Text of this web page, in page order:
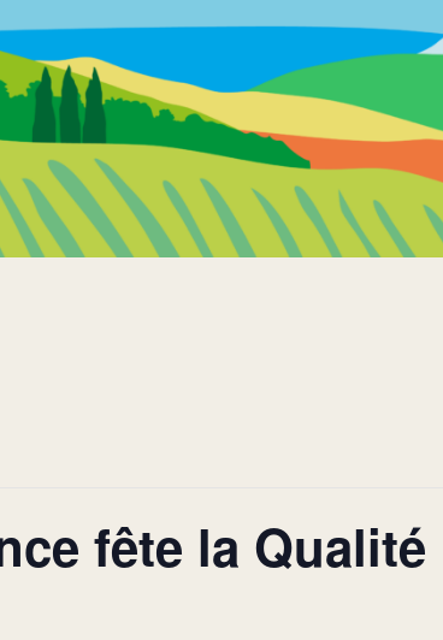
fête la Qualité